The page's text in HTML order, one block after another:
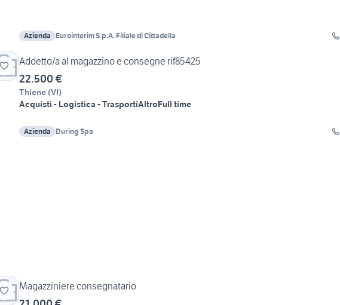
Azienda Eurointerim S.p.A. Filiale di Cittadella
Addetto/a al magazzino e consegne rif85425
22.500 €
Thiene (VI)
Acquisti - Logistica - TrasportiAltroFull time
Azienda During Spa
Magazziniere consegnatario